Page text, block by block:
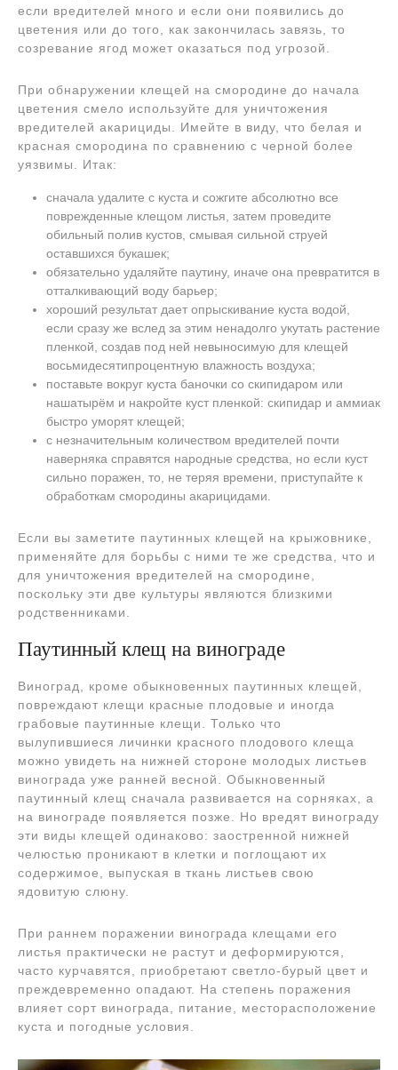
если вредителей много и если они появились до
цветения или до того, как закончилась завязь, то
созревание ягод может оказаться под угрозой.
При обнаружении клещей на смородине до начала
цветения смело используйте для уничтожения
вредителей акарициды. Имейте в виду, что белая и
красная смородина по сравнению с черной более
уязвимы. Итак:
сначала удалите с куста и сожгите абсолютно все
поврежденные клещом листья, затем проведите
обильный полив кустов, смывая сильной струей
оставшихся букашек;
обязательно удаляйте паутину, иначе она превратится в
отталкивающий воду барьер;
хороший результат дает опрыскивание куста водой,
если сразу же вслед за этим ненадолго укутать растение
пленкой, создав под ней невыносимую для клещей
восьмидесятипроцентную влажность воздуха;
поставьте вокруг куста баночки со скипидаром или
нашатырём и накройте куст пленкой: скипидар и аммиак
быстро уморят клещей;
с незначительным количеством вредителей почти
наверняка справятся народные средства, но если куст
сильно поражен, то, не теряя времени, приступайте к
обработкам смородины акарицидами.
Если вы заметите паутинных клещей на крыжовнике,
применяйте для борьбы с ними те же средства, что и
для уничтожения вредителей на смородине,
поскольку эти две культуры являются близкими
родственниками.
Паутинный клещ на винограде
Виноград, кроме обыкновенных паутинных клещей,
повреждают клещи красные плодовые и иногда
грабовые паутинные клещи. Только что
вылупившиеся личинки красного плодового клеща
можно увидеть на нижней стороне молодых листьев
винограда уже ранней весной. Обыкновенный
паутинный клещ сначала развивается на сорняках, а
на винограде появляется позже. Но вредят винограду
эти виды клещей одинаково: заостренной нижней
челюстью проникают в клетки и поглощают их
содержимое, выпуская в ткань листьев свою
ядовитую слюну.
При раннем поражении винограда клещами его
листья практически не растут и деформируются,
часто курчавятся, приобретают светло-бурый цвет и
преждевременно опадают. На степень поражения
влияет сорт винограда, питание, месторасположение
куста и погодные условия.